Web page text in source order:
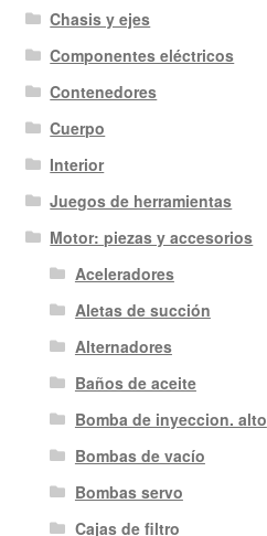
Chasis y ejes
Componentes eléctricos
Contenedores
Cuerpo
Interior
Juegos de herramientas
Motor: piezas y accesorios
Aceleradores
Aletas de succión
Alternadores
Baños de aceite
Bomba de inyeccion. alto
Bombas de vacío
Bombas servo
Cajas de filtro